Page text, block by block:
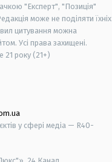
"Експерт", "Позиція"
може не поділяти їхніх
цитування можна
Усі права захищені.
21 року (21+)
у сфері медіа — R40-